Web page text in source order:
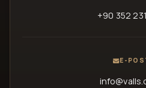
+90 352
E-